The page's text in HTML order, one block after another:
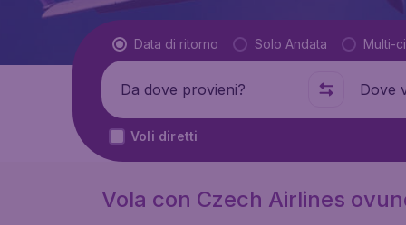
Tipo di volo
Data di ritorno Solo Andata Multi-
Partenza da Dove
Voli diretti
Vola con Czech Airlines